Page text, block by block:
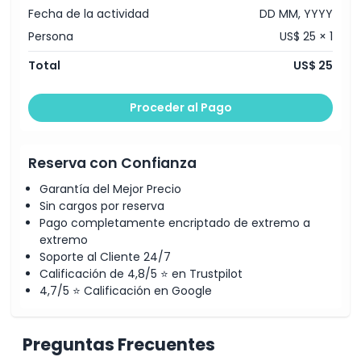
Política para Niños y Adultos
Exclusiones
Cosas a Saber
Ubicación
Cómo Canjear
Fecha de la actividad
DD MM, YYYY
Persona
US$ 25 × 1
Total
US$ 25
Proceder al Pago
Reserva con Confianza
Garantía del Mejor Precio
Sin cargos por reserva
Pago completamente encriptado de extremo a
extremo
Soporte al Cliente 24/7
Calificación de 4,8/5 ⭐ en Trustpilot
4,7/5 ⭐ Calificación en Google
Preguntas Frecuentes